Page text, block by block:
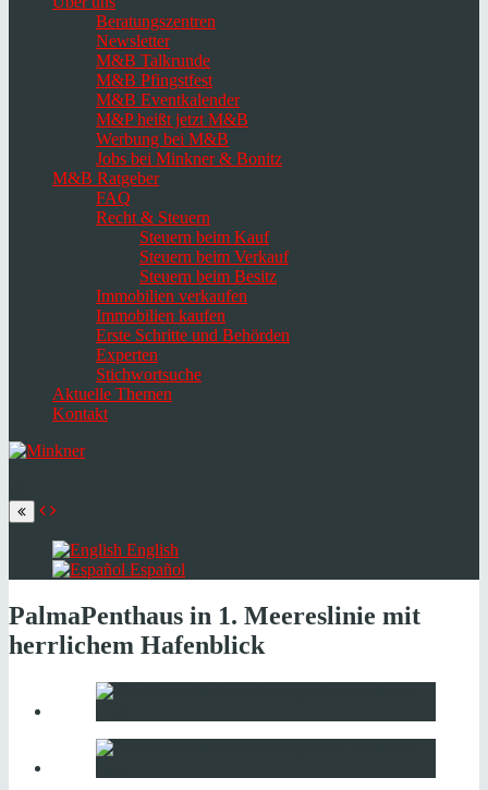
Beratungszentren
Newsletter
M&B Talkrunde
M&B Pfingstfest
M&B Eventkalender
M&P heißt jetzt M&B
Werbung bei M&B
Jobs bei Minkner & Bonitz
M&B Ratgeber
FAQ
Recht & Steuern
Steuern beim Kauf
Steuern beim Verkauf
Steuern beim Besitz
Immobilien verkaufen
Immobilien kaufen
Erste Schritte und Behörden
Experten
Stichwortsuche
Aktuelle Themen
Kontakt
language
English
Español
PalmaPenthaus in 1. Meereslinie mit
herrlichem Hafenblick